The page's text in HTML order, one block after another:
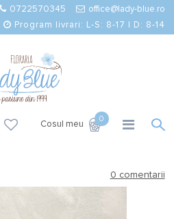
0722570345
office@lady-blue.ro
Program livrari: L-S: 8-17 | D: 8-14
Cosul meu
0
0 comentarii